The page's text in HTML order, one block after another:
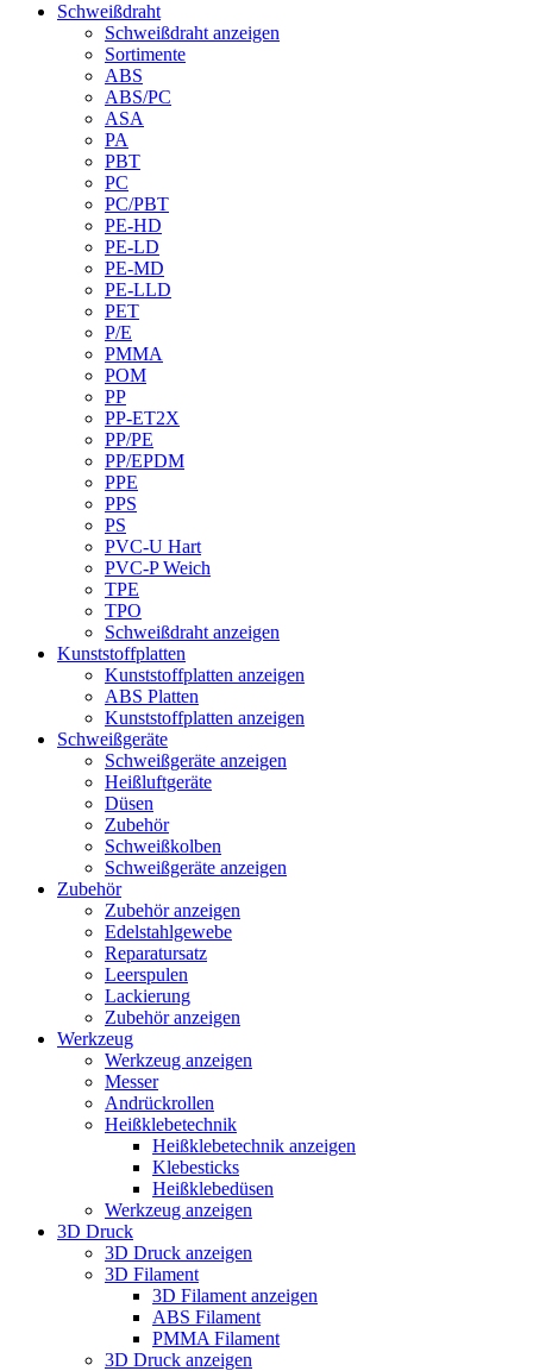
Schweißdraht
Schweißdraht anzeigen
Sortimente
ABS
ABS/PC
ASA
PA
PBT
PC
PC/PBT
PE-HD
PE-LD
PE-MD
PE-LLD
PET
P/E
PMMA
POM
PP
PP-ET2X
PP/PE
PP/EPDM
PPE
PPS
PS
PVC-U Hart
PVC-P Weich
TPE
TPO
Schweißdraht anzeigen
Kunststoffplatten
Kunststoffplatten anzeigen
ABS Platten
Kunststoffplatten anzeigen
Schweißgeräte
Schweißgeräte anzeigen
Heißluftgeräte
Düsen
Zubehör
Schweißkolben
Schweißgeräte anzeigen
Zubehör
Zubehör anzeigen
Edelstahlgewebe
Reparatursatz
Leerspulen
Lackierung
Zubehör anzeigen
Werkzeug
Werkzeug anzeigen
Messer
Andrückrollen
Heißklebetechnik
Heißklebetechnik anzeigen
Klebesticks
Heißklebedüsen
Werkzeug anzeigen
3D Druck
3D Druck anzeigen
3D Filament
3D Filament anzeigen
ABS Filament
PMMA Filament
3D Druck anzeigen